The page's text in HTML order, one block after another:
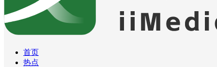
首页
热点